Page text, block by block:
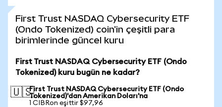
First Trust NASDAQ Cybersecurity ETF
(Ondo Tokenized) coin'in çeşitli para
birimlerinde güncel kuru
First Trust NASDAQ Cybersecurity ETF (Ondo
Tokenized) kuru bugün ne kadar?
🇺🇸First Trust NASDAQ Cybersecurity ETF (Ondo
Tokenized)'dan Amerikan Doları'na
1 CIBRon eşittir $97,96